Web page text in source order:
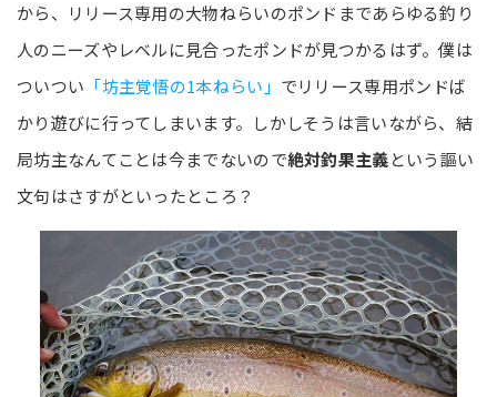
から、リリース専用の大物ねらいのポンドまであらゆる釣り
人のニーズやレベルに見合ったポンドが見つかるはず。僕は
ついつい 「坊主覚悟の1本ねらい」 でリリース専用ポンドば
かり遊びに行ってしまいます。しかしそうは言いながら、結
局坊主なんてことは今までないので絶対釣果主義という謳い
文句はさすがといったところ？